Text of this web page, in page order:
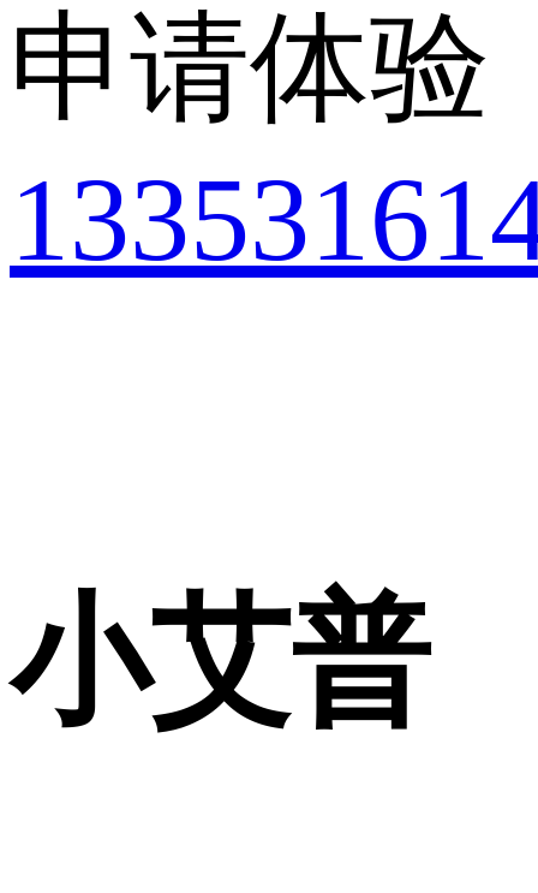
申请体验
小艾普